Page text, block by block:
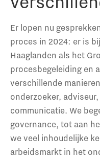
Er lopen nu
proces in 2024: er is
Haaglanden als het
procesbegeleiding en
verschillende
onderzoeker,
communicatie. We
governance, tot aan
we veel inhoudelijke
arbeidsmarkt in het